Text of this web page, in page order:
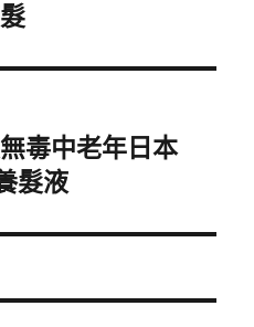
毒中老年日本
髮液